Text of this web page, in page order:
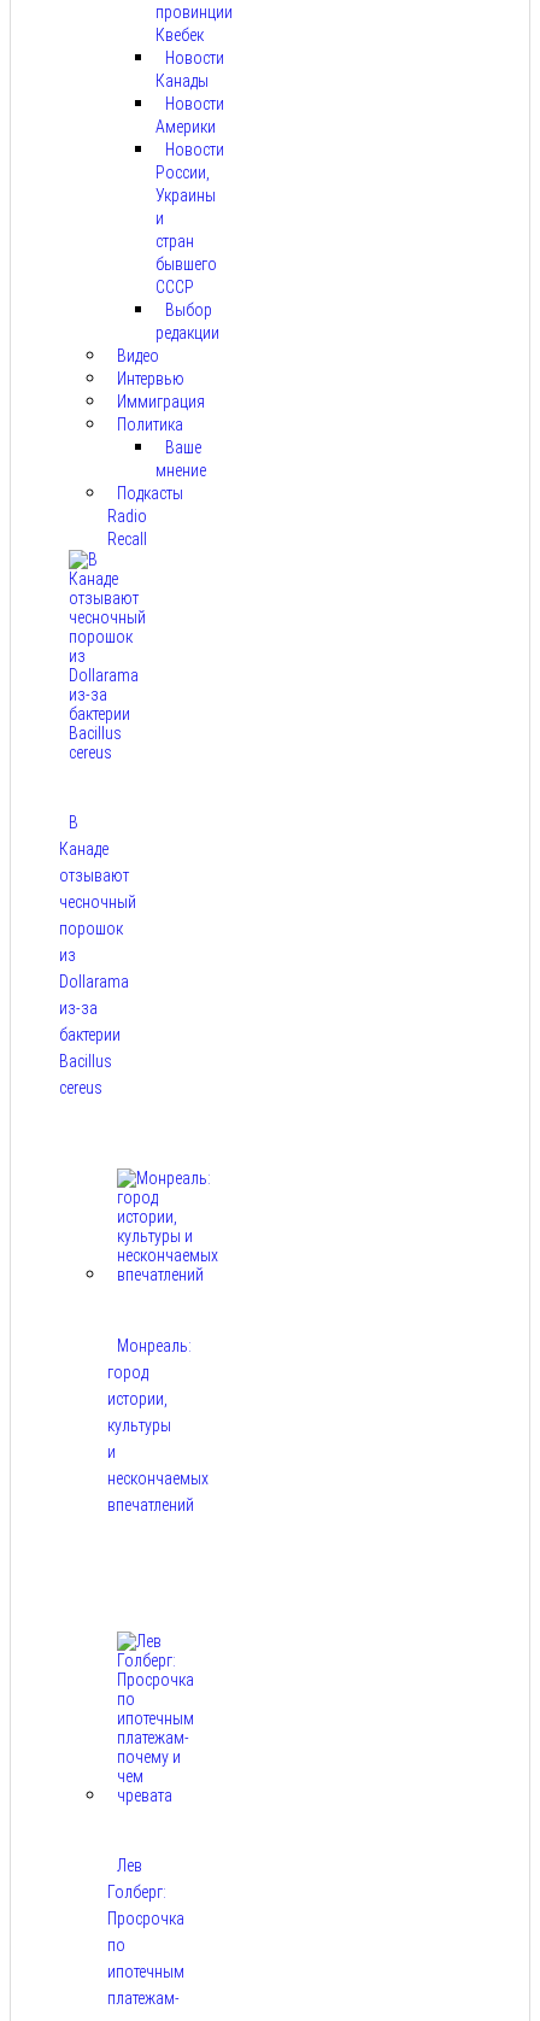
провинции
Квебек
Новости
Канады
Новости
Америки
Новости
России,
Украины
и
стран
бывшего
СССР
Выбор
редакции
Видео
Интервью
Иммиграция
Политика
Ваше
мнение
Подкасты
Radio
Recall
В
Канаде
отзывают
чесночный
порошок
из
Dollarama
из-за
бактерии
Bacillus
cereus
Монреаль:
город
истории,
культуры
и
нескончаемых
впечатлений
Лев
Голберг:
Просрочка
по
ипотечным
платежам-